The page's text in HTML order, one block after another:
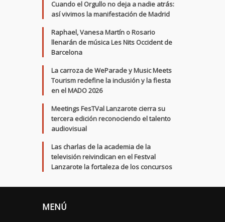
Cuando el Orgullo no deja a nadie atrás:
así vivimos la manifestación de Madrid
Raphael, Vanesa Martín o Rosario
llenarán de música Les Nits Occident de
Barcelona
La carroza de WeParade y Music Meets
Tourism redefine la inclusión y la fiesta
en el MADO 2026
Meetings FesTVal Lanzarote cierra su
tercera edición reconociendo el talento
audiovisual
Las charlas de la academia de la
televisión reivindican en el Festval
Lanzarote la fortaleza de los concursos
MENÚ